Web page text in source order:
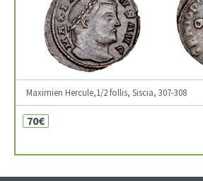
Maximien Hercule,1/2 follis, Siscia, 307-308
70€